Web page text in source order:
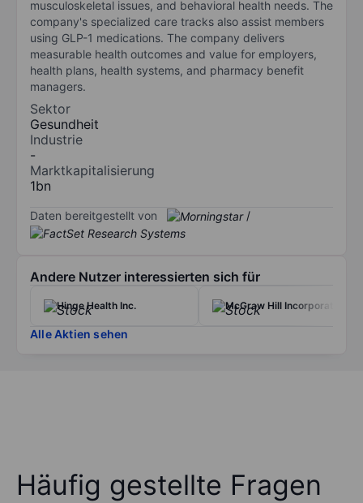
musculoskeletal issues, and behavioral health needs. The
company's specialized care tracks also assist members
using GLP-1 medications. The company delivers
measurable health outcomes and value for employers,
health plans, health systems, and pharmacy benefit
managers.
Sektor
Gesundheit
Industrie
-
Marktkapitalisierung
1bn
Daten bereitgestellt von /
Andere Nutzer interessierten sich für
Hinge Health Inc. McGraw Hill Incorporation
Alle Aktien sehen
Häufig gestellte Fragen